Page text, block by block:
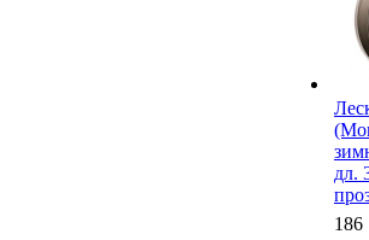
дл.
186